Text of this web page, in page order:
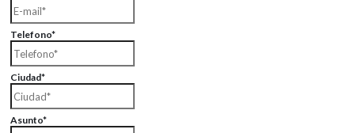
Telefono*
Ciudad*
Asunto*